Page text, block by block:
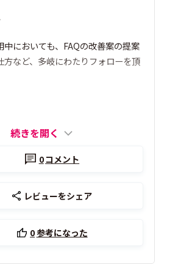
中においても、FAQの改善案の提案
方など、多岐にわたりフォローを頂
続きを開く
0コメント
レビューをシェア
0参考になった